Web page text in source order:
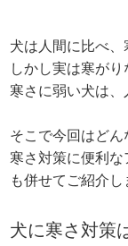
犬は人間に比べ、
しかし実は寒がり
寒さに弱い犬は、
そこで今回はどん
寒さ対策に便利
も併せてご紹介し
犬に寒さ対策